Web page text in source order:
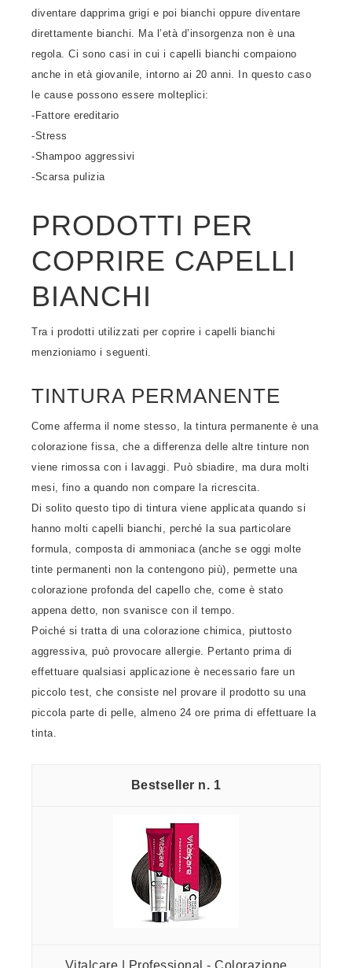
diventare dapprima grigi e poi bianchi oppure diventare
direttamente bianchi. Ma l’età d’insorgenza non è una
regola. Ci sono casi in cui i capelli bianchi compaiono
anche in età giovanile, intorno ai 20 anni. In questo caso
le cause possono essere molteplici:
-Fattore ereditario
-Stress
-Shampoo aggressivi
-Scarsa pulizia
PRODOTTI PER
COPRIRE CAPELLI
BIANCHI
Tra i prodotti utilizzati per coprire i capelli bianchi
menzioniamo i seguenti.
TINTURA PERMANENTE
Come afferma il nome stesso, la tintura permanente è una
colorazione fissa, che a differenza delle altre tinture non
viene rimossa con i lavaggi. Può sbiadire, ma dura molti
mesi, fino a quando non compare la ricrescita.
Di solito questo tipo di tintura viene applicata quando si
hanno molti capelli bianchi, perché la sua particolare
formula, composta di ammoniaca (anche se oggi molte
tinte permanenti non la contengono più), permette una
colorazione profonda del capello che, come è stato
appena detto, non svanisce con il tempo.
Poiché si tratta di una colorazione chimica, piuttosto
aggressiva, può provocare allergie. Pertanto prima di
effettuare qualsiasi applicazione è necessario fare un
piccolo test, che consiste nel provare il prodotto su una
piccola parte di pelle, almeno 24 ore prima di effettuare la
tinta.
1
Vitalcare | Professional - Colorazione